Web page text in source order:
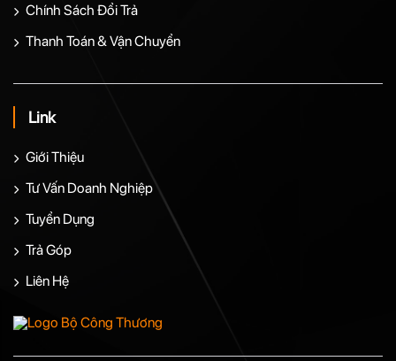
Chính Sách Đổi Trả
Thanh Toán & Vận Chuyển
Link
Giới Thiệu
Tư Vấn Doanh Nghiệp
Tuyển Dụng
Trả Góp
Liên Hệ